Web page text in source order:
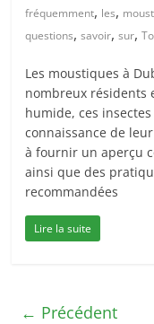
fréquemment, les,
questions,savoir,sur,
Les moustiques à
nombreux résidents
humide, ces
connaissance de
à fournir un aperçu
ainsi que des
recommandées
Lire la suite
← Précédent